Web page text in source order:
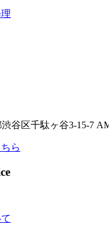
渋谷区千駄ヶ谷3-15-7
ら